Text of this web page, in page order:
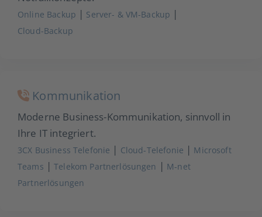
Online Backup | Server- & VM-Backup |
Cloud-Backup
Kommunikation
Moderne Business-Kommunikation, sinnvoll in
Ihre IT integriert.
3CX Business Telefonie | Cloud-Telefonie | Microsoft
Teams |Telekom Partnerlösungen | M‑net
Partnerlösungen